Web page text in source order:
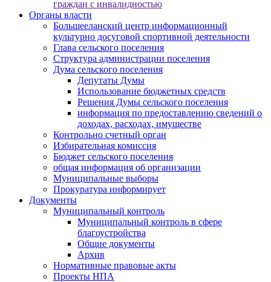
граждан с инвалидностью
Органы власти
Большееланский центр информационный
культурно досуговой спортивной деятельности
Глава сельского поселения
Структура администрации поселения
Дума сельского поселения
Депутаты Думы
Использование бюджетных средств
Решения Думы сельского поселения
информация по предоставлению сведений о
доходах, расходах, имуществе
Контрольно счетный орган
Избирательная комиссия
Бюджет сельского поселения
общая информация об организации
Муниципальные выборы
Прокуратура информирует
Документы
Муниципальный контроль
Муниципальный контроль в сфере
благоустройства
Общие документы
Архив
Нормативные правовые акты
Проекты НПА